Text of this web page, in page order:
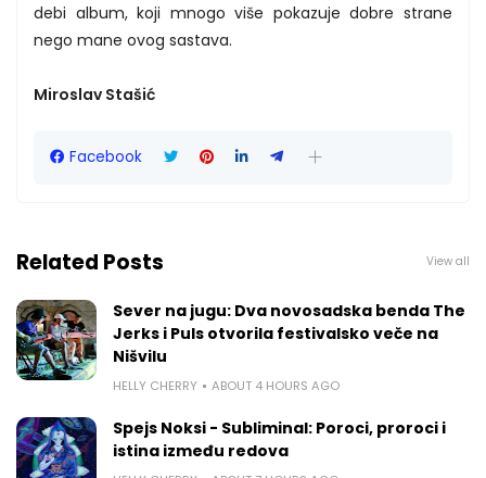
debi album, koji mnogo više pokazuje dobre strane
nego mane ovog sastava.
Miroslav Stašić
Facebook
Related Posts View all
Sever na jugu: Dva novosadska benda The
Jerks i Puls otvorila festivalsko veče na
Nišvilu
HELLY CHERRY ABOUT 4 HOURS AGO
Spejs Noksi - Subliminal: Poroci, proroci i
istina između redova